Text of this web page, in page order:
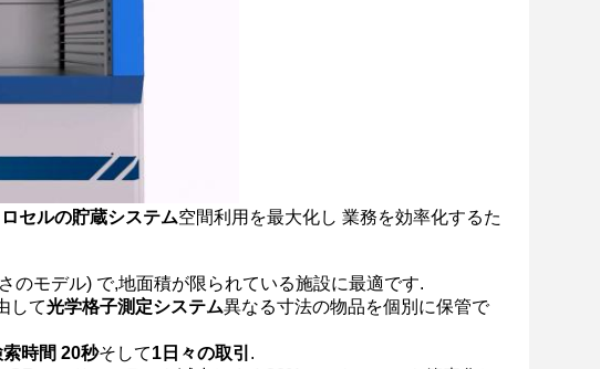
セルの貯蔵システム空間利用を最大化し 業務を効率化するた
のモデル) で,地面積が限られている施設に最適です.
して光学格子測定システム異なる寸法の物品を個別に保管で
時間 20秒そして1日々の取引 .